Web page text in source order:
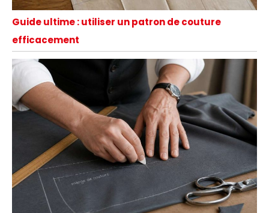
Guide ultime : utiliser un patron de couture
efficacement